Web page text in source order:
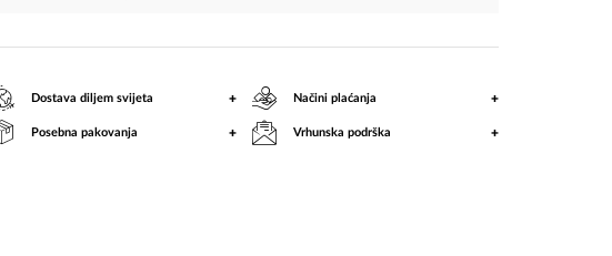
Dostava diljem svijeta + Načini plaćanja +
Posebna pakovanja + Vrhunska podrška +